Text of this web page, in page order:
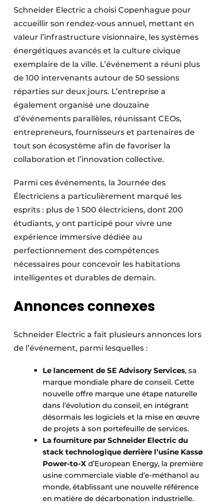
Schneider Electric a choisi Copenhague pour
accueillir son rendez-vous annuel, mettant en
valeur l’infrastructure visionnaire, les systèmes
énergétiques avancés et la culture civique
exemplaire de la ville. L’événement a réuni plus
de 100 intervenants autour de 50 sessions
réparties sur deux jours. L’entreprise a
également organisé une douzaine
d’événements parallèles, réunissant CEOs,
entrepreneurs, fournisseurs et partenaires de
tout son écosystème afin de favoriser la
collaboration et l’innovation collective.
Parmi ces événements, la Journée des
Électriciens a particulièrement marqué les
esprits : plus de 1 500 électriciens, dont 200
étudiants, y ont participé pour vivre une
expérience immersive dédiée au
perfectionnement des compétences
nécessaires pour concevoir les habitations
intelligentes et durables de demain.
Annonces connexes
Schneider Electric a fait plusieurs annonces lors
de l’événement, parmi lesquelles :
Le lancement de SE Advisory Services, sa
marque mondiale phare de conseil. Cette
nouvelle offre marque une étape naturelle
dans l’évolution du conseil, en intégrant
désormais les logiciels et la mise en œuvre
de projets à son portefeuille de services.
La fourniture par Schneider Electric du
stack technologique derrière l’usine Kassø
Power-to-X d’European Energy, la première
usine commerciale viable d’e-méthanol au
monde, établissant une nouvelle référence
en matière de décarbonation industrielle.